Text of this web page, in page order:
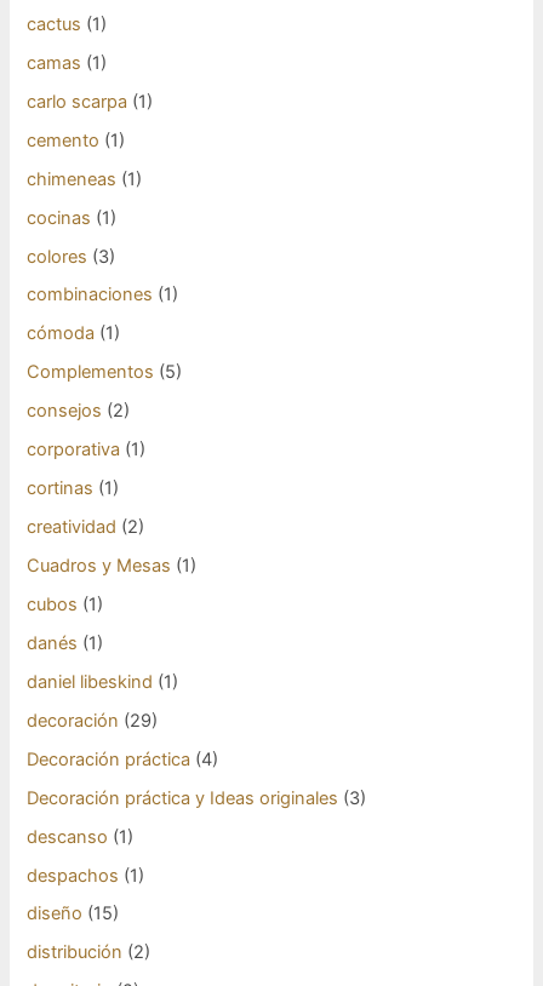
cactus (1)
camas (1)
carlo scarpa (1)
cemento (1)
chimeneas (1)
cocinas (1)
colores (3)
combinaciones (1)
cómoda (1)
Complementos (5)
consejos (2)
corporativa (1)
cortinas (1)
creatividad (2)
Cuadros y Mesas (1)
cubos (1)
danés (1)
daniel libeskind (1)
decoración (29)
Decoración práctica (4)
Decoración práctica y Ideas originales (3)
descanso (1)
despachos (1)
diseño (15)
distribución (2)